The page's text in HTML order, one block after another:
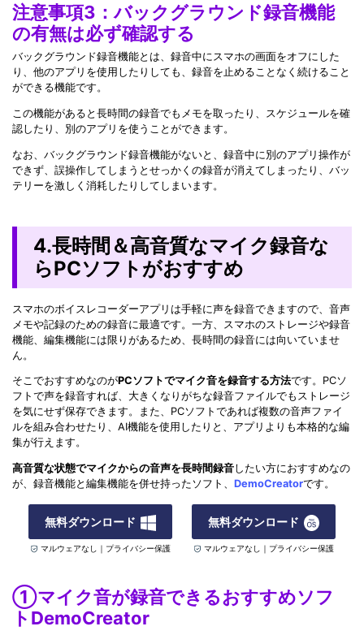
注意事項3：バックグラウンド録音機能
の有無は必ず確認する
バックグラウンド録音機能とは、録音中にスマホの画面をオフにした
り、他のアプリを使用したりしても、録音を止めることなく続けること
ができる機能です。
この機能があると長時間の録音でもメモを取ったり、スケジュールを確
認したり、別のアプリを使うことができます。
なお、バックグラウンド録音機能がないと、録音中に別のアプリ操作が
できず、誤操作してしまうとせっかくの録音が消えてしまったり、バッ
テリーを激しく消耗したりしてしまいます。
4.長時間＆高音質なマイク録音な
らPCソフトがおすすめ
スマホのボイスレコーダーアプリは手軽に声を録音できますので、音声
メモや記録のための録音に最適です。一方、スマホのストレージや録音
機能、編集機能には限りがあるため、長時間の録音には向いていませ
ん。
そこでおすすめなのがPCソフトでマイク音を録音する方法です。PCソ
フトで声を録音すれば、大きくなりがちな録音ファイルでもストレージ
を気にせず保存できます。また、PCソフトであれば複数の音声ファイ
ルを組み合わせたり、AI機能を使用したりと、アプリよりも本格的な編
集が行えます。
高音質な状態でマイクからの音声を長時間録音したい方におすすめなの
が、録音機能と編集機能を併せ持ったソフト、 DemoCreatorです。
無料ダウンロード
マルウェアなし｜プライバシー保護
無料ダウンロード
マルウェアなし｜プライバシー保護
①マイク音が録音できるおすすめソフ
トDemoCreator